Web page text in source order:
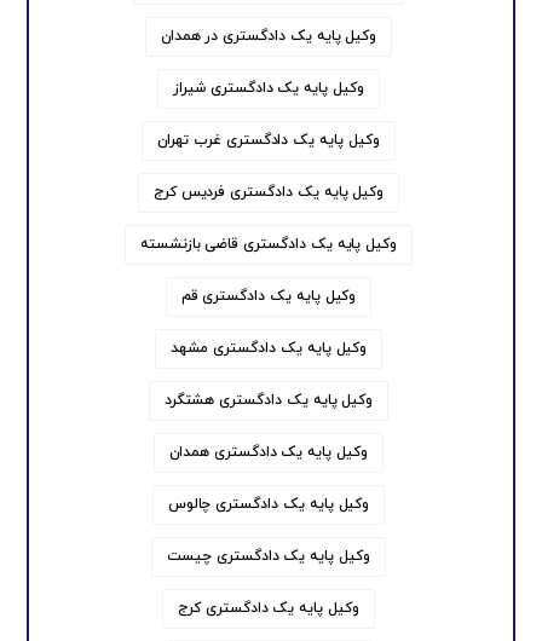
وکیل پایه یک دادگستری در همدان
وکیل پایه یک دادگستری شیراز
وکیل پایه یک دادگستری غرب تهران
وکیل پایه یک دادگستری فردیس کرج
وکیل پایه یک دادگستری قاضی بازنشسته
وکیل پایه یک دادگستری قم
وکیل پایه یک دادگستری مشهد
وکیل پایه یک دادگستری هشتگرد
وکیل پایه یک دادگستری همدان
وکیل پایه یک دادگستری چالوس
وکیل پایه یک دادگستری چیست
وکیل پایه یک دادگستری کرج